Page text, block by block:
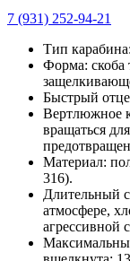
7 (931) 252-94-21
Тип
Форма: скоба
Быстрый
Вертлюжное
вращаться
Материал:
316).
Длительный
атмосфере,
агрессивной